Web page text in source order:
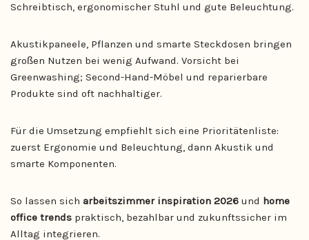
Schreibtisch, ergonomischer Stuhl und gute Beleuchtung.
Akustikpaneele, Pflanzen und smarte Steckdosen bringen
großen Nutzen bei wenig Aufwand. Vorsicht bei
Greenwashing; Second-Hand-Möbel und reparierbare
Produkte sind oft nachhaltiger.
Für die Umsetzung empfiehlt sich eine Prioritätenliste:
zuerst Ergonomie und Beleuchtung, dann Akustik und
smarte Komponenten.
So lassen sich arbeitszimmer inspiration 2026 und home
office trends praktisch, bezahlbar und zukunftssicher im
Alltag integrieren.